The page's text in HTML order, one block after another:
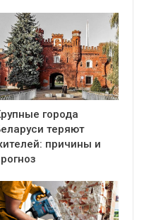
города
теряют
причины и